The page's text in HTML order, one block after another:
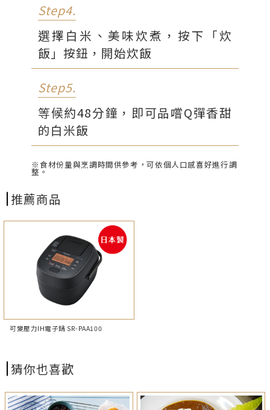
Step4.
選擇白米、美味炊煮，按下「炊
飯」按鈕，開始炊飯
Step5.
等候約48分鐘，即可品嚐Q彈香甜
的白米飯
※食材份量與烹調時間供參考，可依個人口感喜好進行調
整。
推薦商品
可變壓力IH電子鍋 SR-PAA100
猜你也喜歡